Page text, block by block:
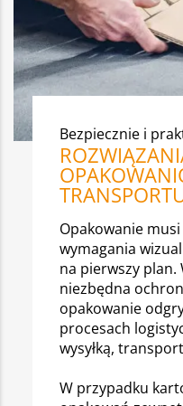
Bezpiecznie i
Opakowanie
wymagania
na pierwszy plan.
niezbędna
opakowanie
procesach
wysyłką,
W przypadku